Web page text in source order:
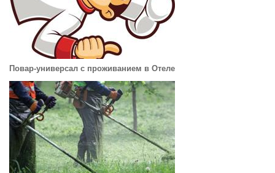
Повар-универсал с проживанием в Отеле